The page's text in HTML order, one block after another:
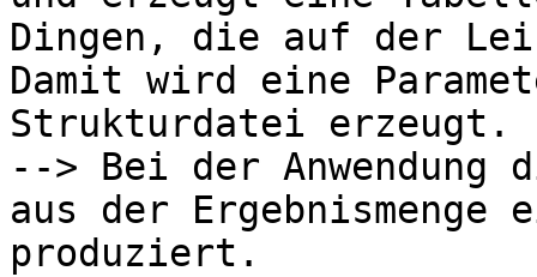
Dingen, die auf der
Damit wird eine
Strukturdatei erzeugt.
--> Bei der
aus der
produziert.